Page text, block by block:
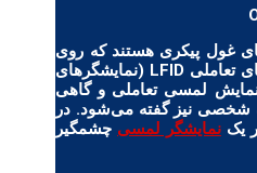
غول پیکری هستند که روی
دیوار نصب شده‌اند. به نمایشگرهای تعاملی LFID (نمایشگرهای
لمسی تعاملی و گاهی
شخصی نیز گفته می‌شود. در
یکنمایشگر لمسی چشمگیر